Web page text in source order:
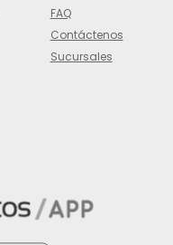
FAQ
Contáctenos
Sucursales